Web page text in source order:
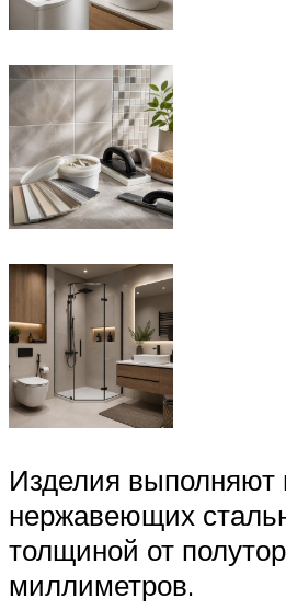
Изделия выполняют
нержавеющих
толщиной от
миллиметров.